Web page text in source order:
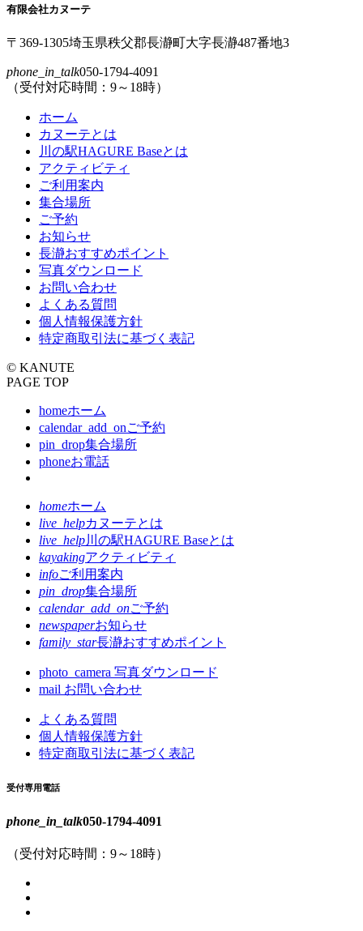
先
へ
る
る
有限会社カヌーテ
〒369-1305埼玉県秩父郡長瀞町大字長瀞487番地3
phone_in_talk050-1794-4091
（受付対応時間：9～18時）
ホーム
カヌーテとは
川の駅HAGURE Baseとは
アクティビティ
ご利用案内
集合場所
ご予約
お知らせ
長瀞おすすめポイント
写真ダウンロード
お問い合わせ
よくある質問
個人情報保護方針
特定商取引法に基づく表記
© KANUTE
PAGE TOP
homeホーム
calendar_add_onご予約
pin_drop集合場所
phoneお電話
homeホーム
live_helpカヌーテとは
live_help川の駅HAGURE Baseとは
kayakingアクティビティ
infoご利用案内
pin_drop集合場所
calendar_add_onご予約
newspaperお知らせ
family_star長瀞おすすめポイント
photo_camera 写真ダウンロード
mail お問い合わせ
よくある質問
個人情報保護方針
特定商取引法に基づく表記
受付専用電話
phone_in_talk050-1794-4091
（受付対応時間：9～18時）